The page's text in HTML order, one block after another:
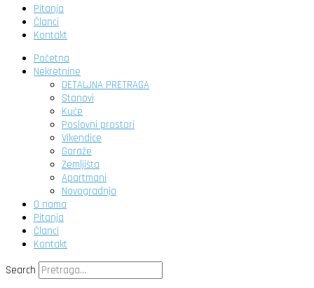
Pitanja
Članci
Kontakt
Početna
Nekretnine
DETALJNA PRETRAGA
Stanovi
Kuće
Poslovni prostori
Vikendice
Garaže
Zemljišta
Apartmani
Novogradnja
O nama
Pitanja
Članci
Kontakt
Search